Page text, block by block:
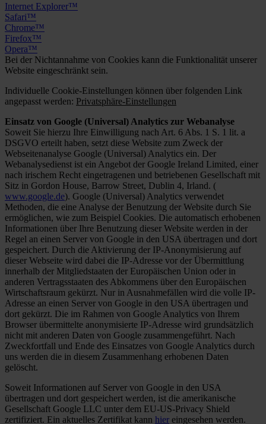
Internet Explorer™
Safari™
Chrome™
Firefox™
Opera™
Bei der Nichtannahme von Cookies kann die Funktionalität unserer
Website eingeschränkt sein.
Individuelle Cookie-Einstellungen können über folgenden Link
angepasst werden: Privatsphäre-Einstellungen
Einsatz von Google (Universal) Analytics zur Webanalyse
Soweit Sie hierzu Ihre Einwilligung nach Art. 6 Abs. 1 S. 1 lit. a
DSGVO erteilt haben, setzt diese Website zum Zweck der
Webseitenanalyse Google (Universal) Analytics ein. Der
Webanalysedienst ist ein Angebot der Google Ireland Limited, einer
nach irischem Recht eingetragenen und betriebenen Gesellschaft mit
Sitz in Gordon House, Barrow Street, Dublin 4, Irland. (
www.google.de). Google (Universal) Analytics verwendet
Methoden, die eine Analyse der Benutzung der Website durch Sie
ermöglichen, wie zum Beispiel Cookies. Die automatisch erhobenen
Informationen über Ihre Benutzung dieser Website werden in der
Regel an einen Server von Google in den USA übertragen und dort
gespeichert. Durch die Aktivierung der IP-Anonymisierung auf
dieser Webseite wird dabei die IP-Adresse vor der Übermittlung
innerhalb der Mitgliedstaaten der Europäischen Union oder in
anderen Vertragsstaaten des Abkommens über den Europäischen
Wirtschaftsraum gekürzt. Nur in Ausnahmefällen wird die volle IP-
Adresse an einen Server von Google in den USA übertragen und
dort gekürzt. Die im Rahmen von Google Analytics von Ihrem
Browser übermittelte anonymisierte IP-Adresse wird grundsätzlich
nicht mit anderen Daten von Google zusammengeführt. Nach
Zweckfortfall und Ende des Einsatzes von Google Analytics durch
uns werden die in diesem Zusammenhang erhobenen Daten
gelöscht.
Soweit Informationen auf Server von Google in den USA
übertragen und dort gespeichert werden, ist die amerikanische
Gesellschaft Google LLC unter dem EU-US-Privacy Shield
zertifiziert. Ein aktuelles Zertifikat kann hier eingesehen werden.